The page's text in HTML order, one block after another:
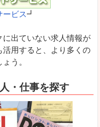
ービス┛
に出ていない求人情報が
用すると、より多くの
う。
・仕事を探す